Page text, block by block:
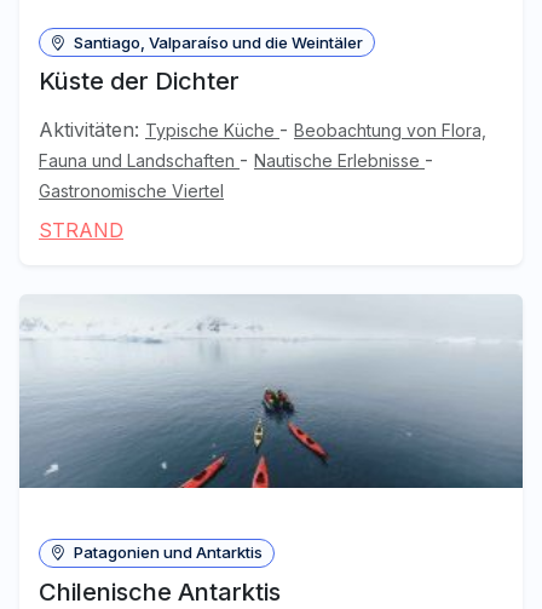
Santiago, Valparaíso und die Weintäler
Küste der Dichter
Aktivitäten: Typische Küche - Beobachtung von Flora,
Fauna und Landschaften - Nautische Erlebnisse -
Gastronomische Viertel
STRAND
Patagonien und Antarktis
Chilenische Antarktis